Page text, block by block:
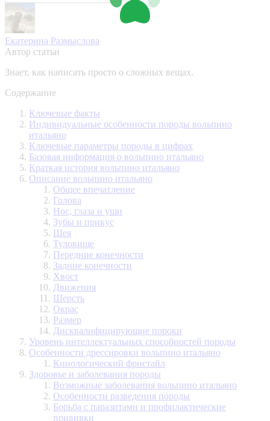
Екатерина Размыслова
Автор статьи
Знает, как написать просто о сложных вещах.
Содержание
Ключевые факты
Индивидуальные особенности породы вольпино
итальяно
Ключевые параметры породы в цифрах
Базовая информация о вольпино итальяно
Краткая история вольпино итальяно
Описание вольпино итальяно
Общее впечатление
Голова
Нос, глаза и уши
Зубы и прикус
Шея
Туловище
Передние конечности
Задние конечности
Хвост
Движения
Шерсть
Окрас
Размер
Дисквалифицирующие пороки
Уровень интеллектуальных способностей породы
Особенности дрессировки вольпино итальяно
Кинологический фристайл
Здоровье и заболевания породы
Возможные заболевания вольпино итальяно
Особенности разведения породы
Борьба с паразитами и профилактические
прививки